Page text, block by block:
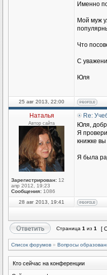
Именно
Мой муж
Что
С
Юля
25 авг 2013, 22:00
Наталья
Автор сайта
Зарегистрирован: 12
апр 2012, 19:23
Сообщения: 1086
Re:
Юля,
Я
книжке
Я была
28 авг 2013, 19:41
Страница 1 из 1 [
Список форумов » Вопросы
Кто сейчас на конференции